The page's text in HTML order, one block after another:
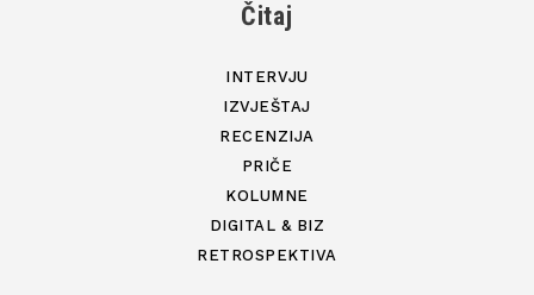
Čitaj
INTERVJU
IZVJEŠTAJ
RECENZIJA
PRIČE
KOLUMNE
DIGITAL & BIZ
RETROSPEKTIVA